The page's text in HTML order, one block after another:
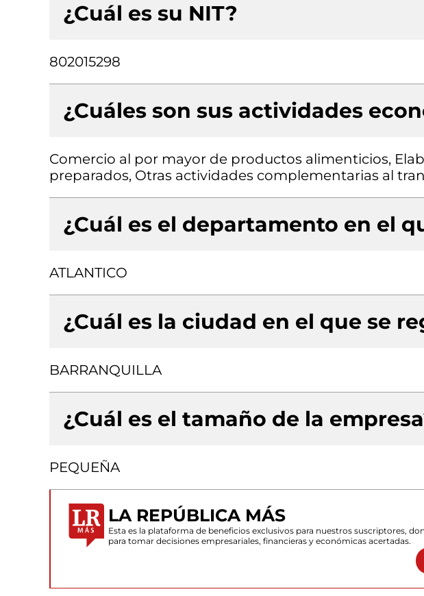
¿Cuál es su NIT?
802015298
¿Cuáles son sus actividades
Comercio al por mayor de productos alimenticios,
preparados, Otras actividades complementarias al
¿Cuál es el departamento en el
ATLANTICO
¿Cuál es la ciudad en el que se
BARRANQUILLA
¿Cuál es el tamaño de la
PEQUEÑA
LA REPÚBLICA MÁS
Esta es la plataforma de beneficios exclusivos para nuestros suscriptores,
para tomar decisiones empresariales, financieras y económicas acertadas.